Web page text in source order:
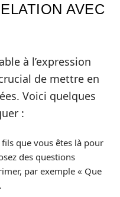
AVEC
à l’expression
de mettre en
Voici quelques
:
que vous êtes là pour
des questions
par exemple « Que